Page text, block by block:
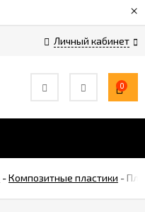
×
Личный кабинет
0
-Композитные пластики -